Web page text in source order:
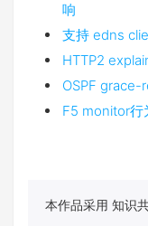
响
支持 edns
HTTP2
OSPF grace-
F5 monitor行
本作品采用 知识